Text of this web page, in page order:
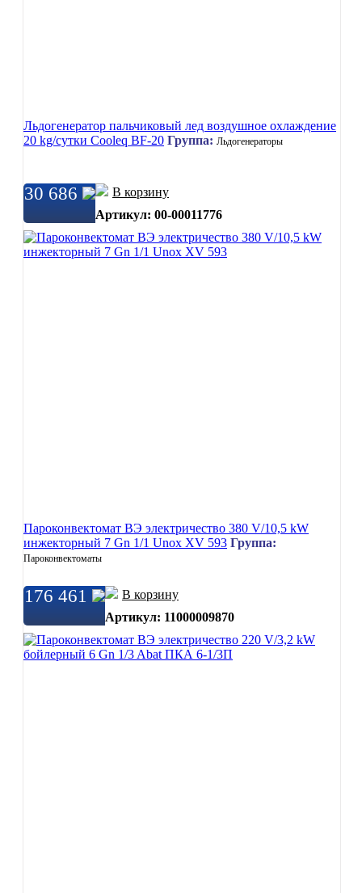
Льдогенератор пальчиковый лед воздушное охлаждение
20 kg/сутки Cooleq BF-20 Группа: Льдогенераторы
30 686
В корзину
Артикул: 00-00011776
Пароконвектомат ВЭ электричество 380 V/10,5 kW
инжекторный 7 Gn 1/1 Unox XV 593 Группа:
Пароконвектоматы
176 461
В корзину
Артикул: 11000009870